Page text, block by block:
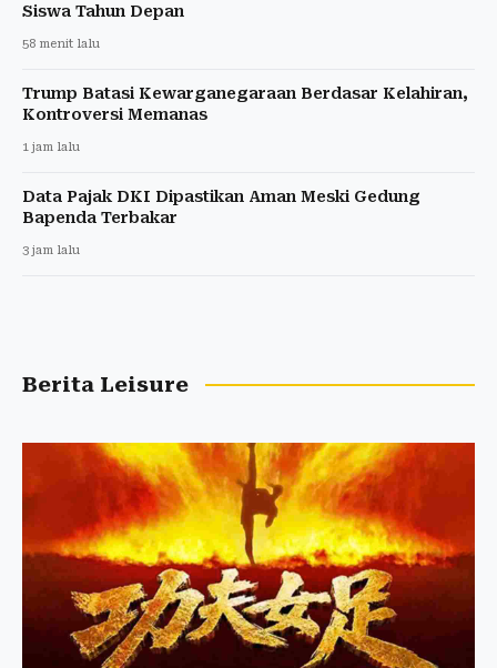
Siswa Tahun Depan
58 menit lalu
Trump Batasi Kewarganegaraan Berdasar Kelahiran,
Kontroversi Memanas
1 jam lalu
Data Pajak DKI Dipastikan Aman Meski Gedung
Bapenda Terbakar
3 jam lalu
Berita Leisure